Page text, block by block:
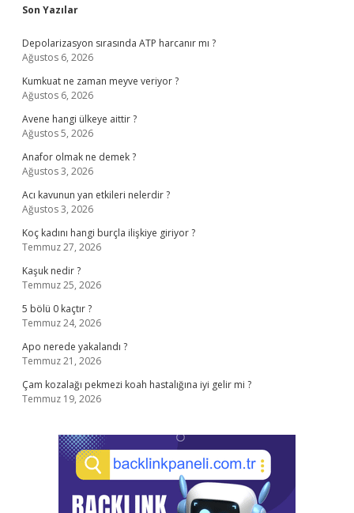
Sidebar
Son Yazılar
Depolarizasyon sırasında ATP harcanır mı ?
Ağustos 6, 2026
Kumkuat ne zaman meyve veriyor ?
Ağustos 6, 2026
Avene hangi ülkeye aittir ?
Ağustos 5, 2026
Anafor olmak ne demek ?
Ağustos 3, 2026
Acı kavunun yan etkileri nelerdir ?
Ağustos 3, 2026
Koç kadını hangi burçla ilişkiye giriyor ?
Temmuz 27, 2026
Kaşuk nedir ?
Temmuz 25, 2026
5 bölü 0 kaçtır ?
Temmuz 24, 2026
Apo nerede yakalandı ?
Temmuz 21, 2026
Çam kozalağı pekmezi koah hastalığına iyi gelir mi ?
Temmuz 19, 2026